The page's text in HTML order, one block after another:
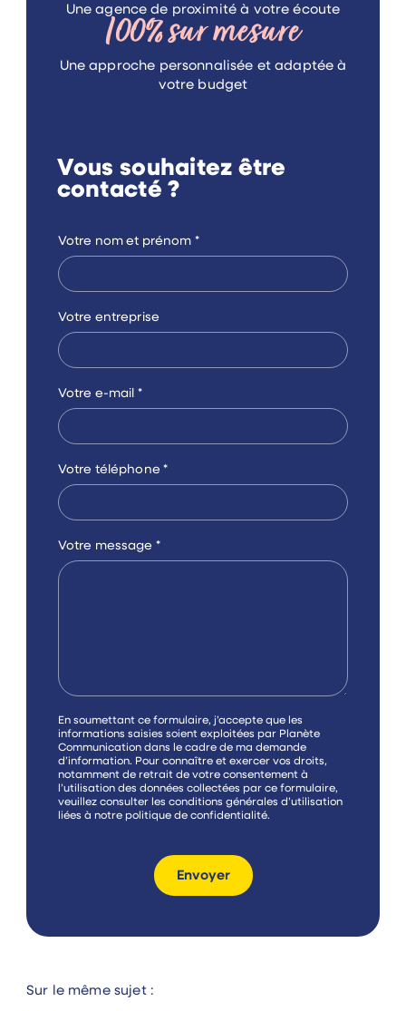
Une agence de proximitéà votre écoute
100%sur mesure
Une approche personnalisée et adaptée à
votre budget
Vous souhaitez être
contacté ?
Votre nom et prénom *
Votre entreprise
Votre e-mail *
Votre téléphone *
Votre message *
C
a
s
e
s
à
c
o
En soumettant ce formulaire, j’accepte que les
informations saisies soient exploitées par Planète
Communication dans le cadre de ma demande
d’information. Pour connaître et exercer vos droits,
notamment de retrait de votre consentement à
l’utilisation des données collectées par ce formulaire,
veuillez consulter les conditions générales d’utilisation
liées à notre politique de confidentialité.
Envoyer
Sur le même sujet :